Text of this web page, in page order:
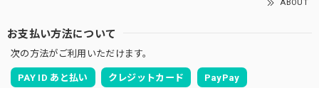
ABOUT
お支払い方法について
次の方法がご利用いただけます。
PAY ID あと払い クレジットカード PayPay